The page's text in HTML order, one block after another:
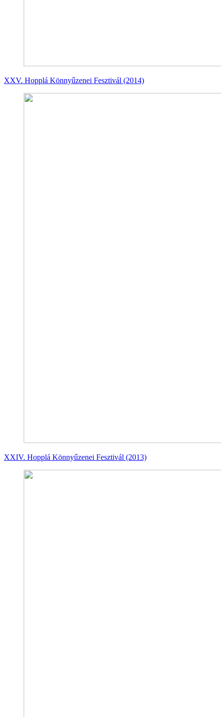
XXV. Hopplá Könnyűzenei Fesztivál (2014)
XXIV. Hopplá Könnyűzenei Fesztivál (2013)